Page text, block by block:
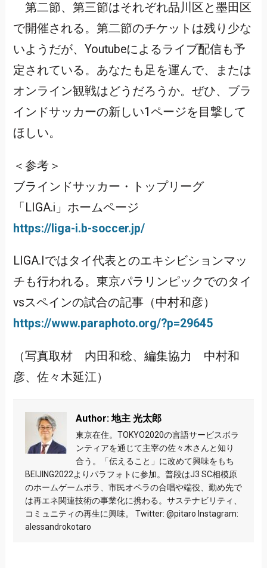
第二節、第三節はそれぞれ品川区と墨田区
で開催される。第二節のチケットは残り少な
いようだが、Youtubeによるライブ配信も予
定されている。あなたも足を運んで、または
オンライン観戦はどうだろうか。ぜひ、ブラ
インドサッカーの新しい1ページを目撃して
ほしい。
＜参考＞
ブラインドサッカー・トップリーグ
「LIGA.i」ホームページ
https://liga-i.b-soccer.jp/
LIGA.Iではタイ代表とのエキシビションマッ
チも行われる。東京パラリンピックでのタイ
vsスペインの試合の記事（中村和彦）
https://www.paraphoto.org/?p=29645
（写真取材 内田和稔、編集協力 中村和
彦、佐々木延江）
Author: 地主 光太郎
東京在住。TOKYO2020の言語サービスボラ
ンティアを通じて主宰の佐々木さんと知り
合う。「伝えること」に改めて興味をもち
BEIJING2022よりパラフォトに参加。普段はJ3 SC相模原
のホームゲームボラ、市民オペラの合唱や端役、勤め先で
は再エネ関連技術の事業化に携わる。サステナビリティ、
コミュニティの再生に興味。 Twitter: @pitaro Instagram:
alessandrokotaro